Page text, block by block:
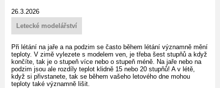
26.3.2026
Letecké modelářství
Při létání na jaře a na podzim se často během létání významně mění
teploty. V zimě vylezete s modelem ven, je třeba šest stupňů a když
končíte, tak je o stupeň více nebo o stupeň méně. Na jaře nebo na
podzim jsou ale rozdíly teplot klidně 15 nebo 20 stupňů! A v létě,
když si přivstanete, tak se během vašeho letového dne mohou
teploty také významně lišit.